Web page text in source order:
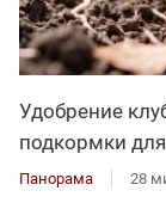
Удобрение
подкормки
Панорама 28